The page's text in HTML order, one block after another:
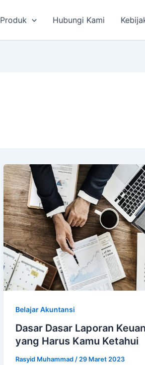
Produk Hubungi Kami
Belajar Akuntansi
Dasar Dasar Laporan
yang Harus Kamu Ketahui
Rasyid Muhammad/29 Maret 2023